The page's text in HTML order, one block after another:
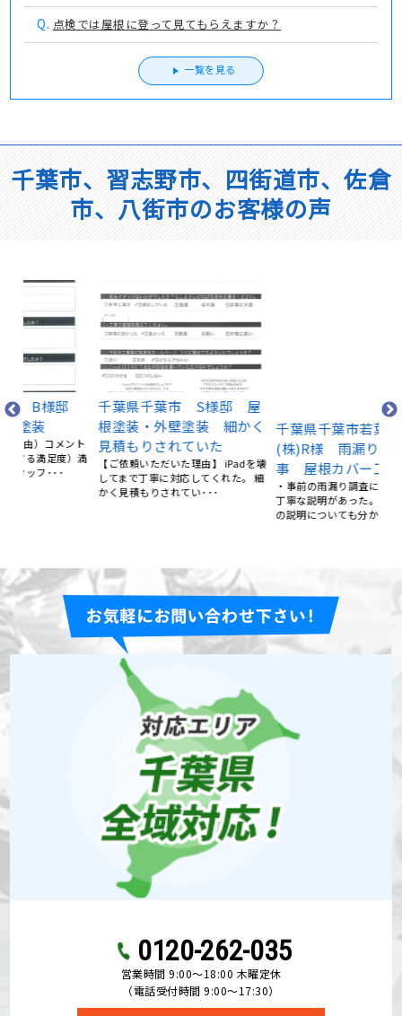
Q. 点検では屋根に登って見てもらえますか？
一覧を見る
千葉市、習志野市、四街道市、佐倉
市、八街市のお客様の声
千葉県千葉市 S様邸 屋
根塗装・外壁塗装 細かく
見積もりされていた
【ご依頼いただいた理由】 iPadを壊
してまで丁寧に対応してくれた。 細
千葉県千葉市若葉区
(株)R様 雨漏り補修工
事 屋根カバー工法
・事前の雨漏り調査について的確で
丁寧な説明があった。 また対処工事
の説明についても分かり易か･･･
0120-262-035
営業時間 9:00〜18:00 木曜定休
（電話受付時間 9:00〜17:30）